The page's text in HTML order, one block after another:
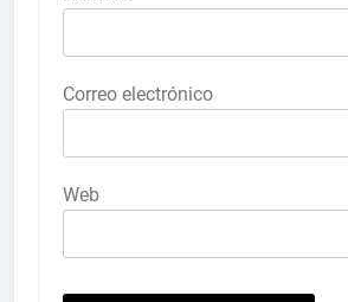
Correo electrónico
Web